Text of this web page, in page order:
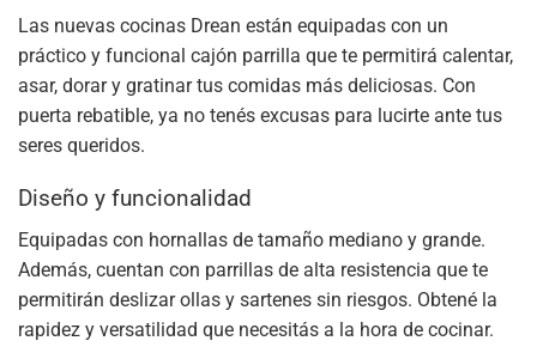
Las nuevas cocinas Drean están equipadas con un
práctico y funcional cajón parrilla que te permitirá calentar,
asar, dorar y gratinar tus comidas más deliciosas. Con
puerta rebatible, ya no tenés excusas para lucirte ante tus
seres queridos.
Diseño y funcionalidad
Equipadas con hornallas de tamaño mediano y grande.
Además, cuentan con parrillas de alta resistencia que te
permitirán deslizar ollas y sartenes sin riesgos. Obtené la
rapidez y versatilidad que necesitás a la hora de cocinar.